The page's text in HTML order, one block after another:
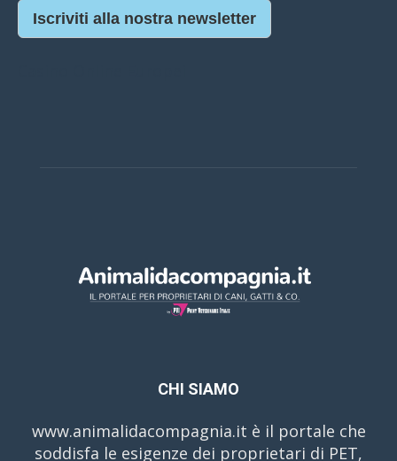
Iscriviti alla nostra newsletter
CHI SIAMO
www.animalidacompagnia.it è il portale che
soddisfa le esigenze dei proprietari di PET,